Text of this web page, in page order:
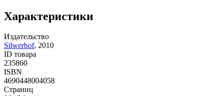
Характеристики
Издательство
Silwerhof, 2010
ID товара
235860
ISBN
4690448004058
Страниц